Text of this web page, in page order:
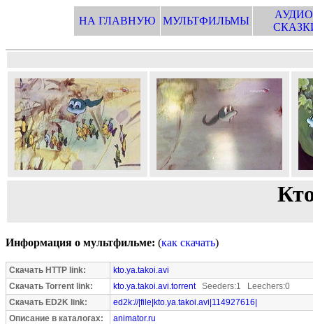
НА ГЛАВНУЮ МУЛЬТФИЛЬМЫ
Информация о мультфильме: (как скачать)
Скачать HTTP link:
kto.ya.takoi.avi
Скачать Torrent link:
kto.ya.takoi.avi.torrentSeeders:1 Leechers:0
Скачать ED2K link:
ed2k://|file|kto.ya.takoi.avi|114927616|
Описание в каталогах:
animator.ru